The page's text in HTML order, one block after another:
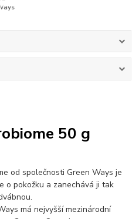
50 g
od společnosti Green Ways je
o pokožku a zanechává ji tak
má nejvyšší mezinárodní